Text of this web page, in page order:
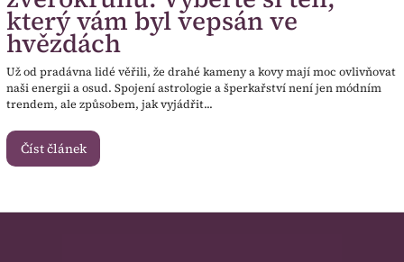
který vám byl vepsán ve
hvězdách
Už od pradávna lidé věřili, že drahé kameny a kovy mají moc ovlivňovat
naši energii a osud. Spojení astrologie a šperkařství není jen módním
trendem, ale způsobem, jak vyjádřit...
Číst článek